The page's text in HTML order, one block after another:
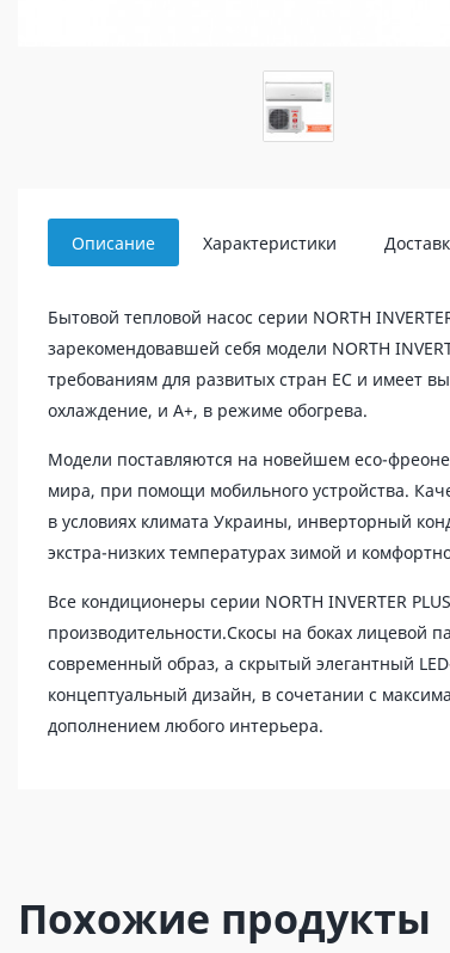
Описание Характеристики
Бытовой тепловой насос серии NORTH
зарекомендовавшей себя модели NORTH
требованиям для развитых стран ЕС и имеет
охлаждение, и A+, в режиме обогрева.
Модели поставляются на новейшем ecо-
мира, при помощи мобильного устройства.
в условиях климата Украины, инверторный
экстра-низких температурах зимой и
Все кондиционеры серии NORTH INVERTER
производительности.Скосы на боках лицевой
современный образ, а скрытый элегантный
концептуальный дизайн, в сочетании с
дополнением любого интерьера.
Похожие продукты